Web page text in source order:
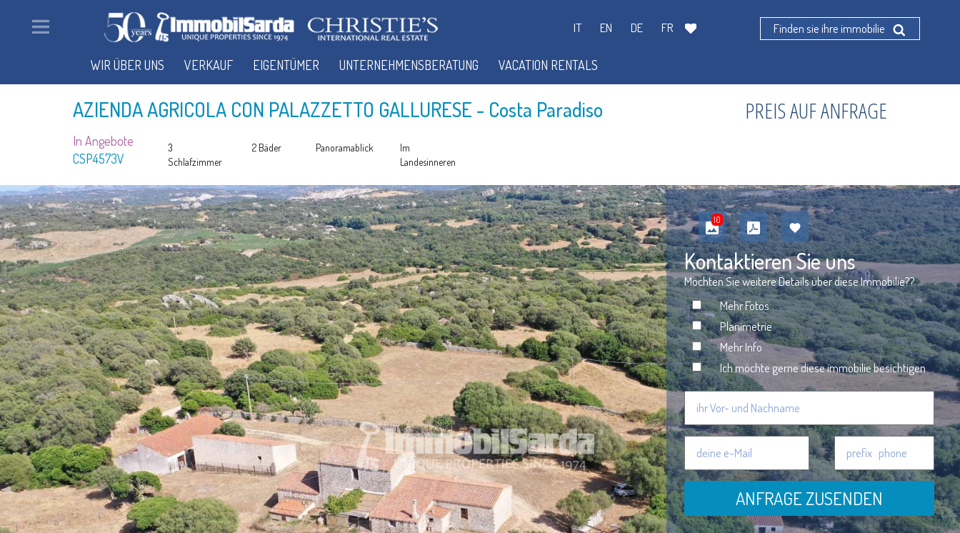
AZIENDA AGRICOLA CON PALAZZETTO GALLURESE - Costa Paradiso
In Angebote
CSP4573V
3
Schlafzimmer
2 Bäder Panoramablick
Im
Landesinneren
PREIS AUF ANFRAGE
10
Kontaktieren Sie uns
Möchten Sie weitere Details über diese Immobilie??
Mehr Fotos
Planimetrie
Mehr Info
Ich möchte gerne diese immobilie besichtigen
ANFRAGE ZUSENDEN
FR
DE
EN
IT Finden sie ihre immobilie
WIR ÜBER UNS VERKAUF EIGENTÜMER UNTERNEHMENSBERATUNG VACATION RENTALS